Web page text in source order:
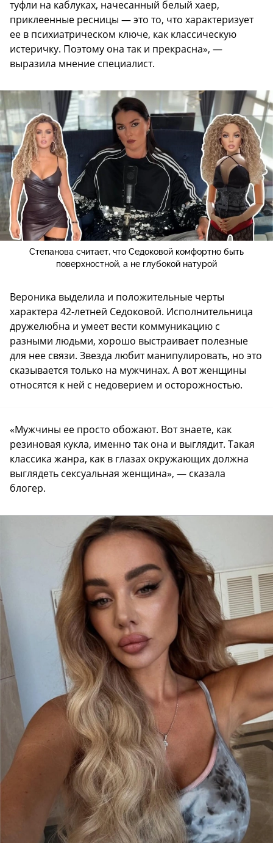
туфли на каблуках, начесанный белый хаер,
приклеенные ресницы — это то, что характеризует
ее в психиатрическом ключе, как классическую
истеричку. Поэтому она так и прекрасна», —
выразила мнение специалист.
Степанова считает, что Седоковой комфортно быть
поверхностной, а не глубокой натурой
Вероника выделила и положительные черты
характера 42-летней Седоковой. Исполнительница
дружелюбна и умеет вести коммуникацию с
разными людьми, хорошо выстраивает полезные
для нее связи. Звезда любит манипулировать, но это
сказывается только на мужчинах. А вот женщины
относятся к ней с недоверием и осторожностью.
«Мужчины ее просто обожают. Вот знаете, как
резиновая кукла, именно так она и выглядит. Такая
классика жанра, как в глазах окружающих должна
выглядеть сексуальная женщина», — сказала
блогер.